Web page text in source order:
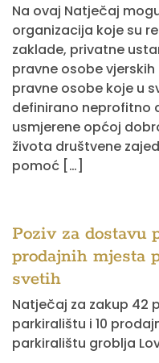
Na ovaj Natječaj
organizacija koje su
zaklade, privatne
pravne osobe
pravne osobe koje u
definirano neprofitno
usmjerene općoj
života društvene
pomoć […]
Poziv za dostavu
prodajnih mjesta
svetih
Natječaj za zakup 42
parkiralištu i 10
parkiralištu groblja